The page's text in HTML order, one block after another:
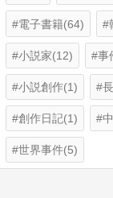
電子書籍(64)
小説家(12) 事
小説創作(1)
創作日記(1)
世界事件(5)